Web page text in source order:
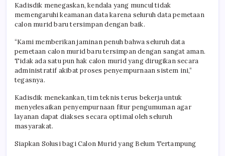
Kadisdik menegaskan, kendala yang muncul tidak
memengaruhi keamanan data karena seluruh data pemetaan
calon murid baru tersimpan dengan baik.
“Kami memberikan jaminan penuh bahwa seluruh data
pemetaan calon murid baru tersimpan dengan sangat aman.
Tidak ada satu pun hak calon murid yang dirugikan secara
administratif akibat proses penyempurnaan sistem ini,”
tegasnya.
Kadisdik menekankan, tim teknis terus bekerja untuk
menyelesaikan penyempurnaan fitur pengumuman agar
layanan dapat diakses secara optimal oleh seluruh
masyarakat.
Siapkan Solusi bagi Calon Murid yang Belum Tertampung